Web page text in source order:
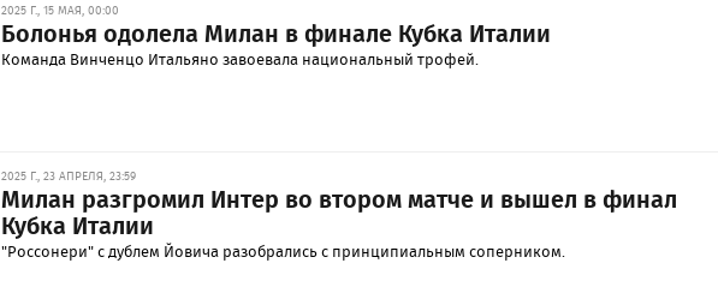
2025 Г., 15 МАЯ, 00:00
Болонья одолела Милан в финале Кубка Италии
Команда Винченцо Итальяно завоевала национальный трофей.
2025 Г., 23 АПРЕЛЯ, 23:59
Милан разгромил Интер во втором матче и вышел в финал
Кубка Италии
"Россонери" с дублем Йовича разобрались с принципиальным соперником.